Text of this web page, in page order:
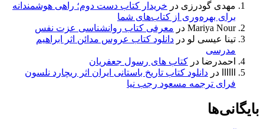
مهدی گودرزی در خریدار کتاب دست دوم؛ راهی هوشمندانه
برای بهره‌وری از کتاب‌های شما
Mariya Nour در معرفی کتاب روانشناسی عزت نفس
تینا عیسی لو در دانلود کتاب عروس مدائن اثر ابراهیم
مدرسی
احمدرضا در کتاب های رسول جعفریان
در دانلود کتاب تاریخ باستانی ایران اثر ریچارد نلسون
فرای ترجمه مسعود رجب نیا
بایگانی‌ها